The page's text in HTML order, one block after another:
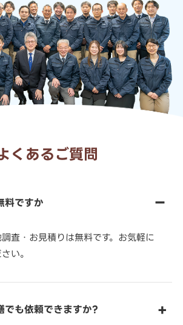
くあるご質問
料ですか
査・お見積りは無料です。お気軽に
い。
でも依頼できますか?